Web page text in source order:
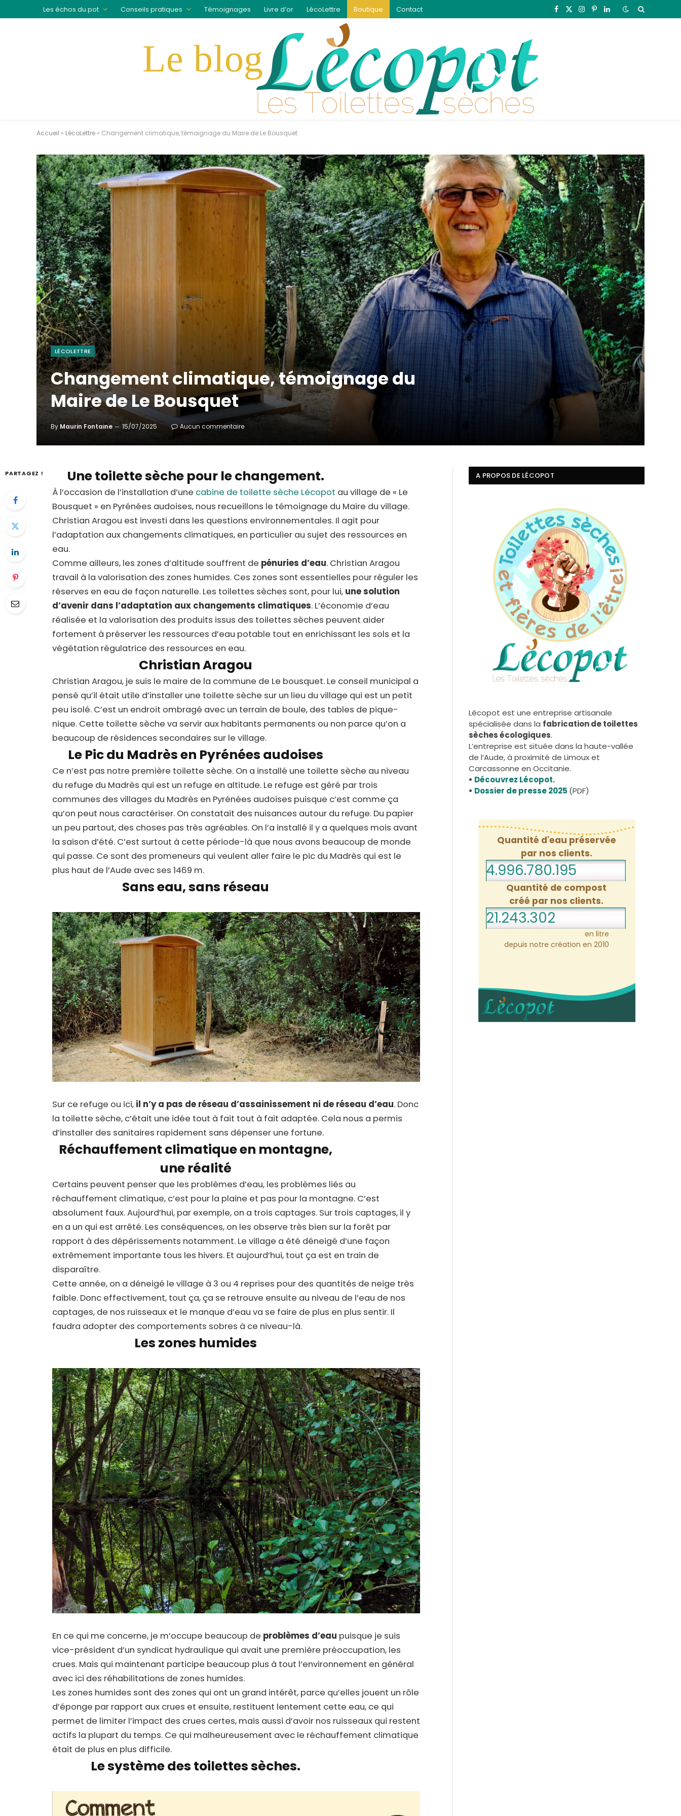
Les échos du pot Conseils pratiques Témoignages Livre d’or LécoLettre Boutique Contact Facebook
X
Instagram
Pinterest
LinkedIn
Accueil » LécoLettre » Changement climatique, témoignage du Maire de Le Bousquet
LÉCOLETTRE
Changement climatique, témoignage du
Maire de Le Bousquet
By Maurin Fontaine 15/07/2025 Aucun commentaire
PARTAGEZ ! Une toilette sèche pour le changement.
À l’occasion de l’installation d’une cabine de toilette sèche Lécopot au village de « Le
Bousquet » en Pyrénées audoises, nous recueillons le témoignage du Maire du village.
Christian Aragou est investi dans les questions environnementales. Il agit pour
l’adaptation aux changements climatiques, en particulier au sujet des ressources en
eau.
Comme ailleurs, les zones d’altitude souffrent de pénuries d’eau. Christian Aragou
travail à la valorisation des zones humides. Ces zones sont essentielles pour réguler les
réserves en eau de façon naturelle. Les toilettes sèches sont, pour lui, une solution
d’avenir dans l’adaptation aux changements climatiques. L’économie d’eau
réalisée et la valorisation des produits issus des toilettes sèches peuvent aider
fortement à préserver les ressources d’eau potable tout en enrichissant les sols et la
végétation régulatrice des ressources en eau.
Christian Aragou
Christian Aragou, je suis le maire de la commune de Le bousquet. Le conseil municipal a
pensé qu’il était utile d’installer une toilette sèche sur un lieu du village qui est un petit
peu isolé. C’est un endroit ombragé avec un terrain de boule, des tables de pique-
nique. Cette toilette sèche va servir aux habitants permanents ou non parce qu’on a
beaucoup de résidences secondaires sur le village.
Le Pic du Madrès en Pyrénées audoises
Ce n’est pas notre première toilette sèche. On a installé une toilette sèche au niveau
du refuge du Madrès qui est un refuge en altitude. Le refuge est géré par trois
communes des villages du Madrès en Pyrénées audoises puisque c’est comme ça
qu’on peut nous caractériser. On constatait des nuisances autour du refuge. Du papier
un peu partout, des choses pas très agréables. On l’a installé il y a quelques mois avant
la saison d’été. C’est surtout à cette période-là que nous avons beaucoup de monde
qui passe. Ce sont des promeneurs qui veulent aller faire le pic du Madrès qui est le
plus haut de l’Aude avec ses 1469 m.
Sans eau, sans réseau
Sur ce refuge ou ici, il n’y a pas de réseau d’assainissement ni de réseau d’eau. Donc
la toilette sèche, c’était une idée tout à fait tout à fait adaptée. Cela nous a permis
d’installer des sanitaires rapidement sans dépenser une fortune.
Réchauffement climatique en montagne,
une réalité
Certains peuvent penser que les problèmes d’eau, les problèmes liés au
réchauffement climatique, c’est pour la plaine et pas pour la montagne. C’est
absolument faux. Aujourd’hui, par exemple, on a trois captages. Sur trois captages, il y
en a un qui est arrêté. Les conséquences, on les observe très bien sur la forêt par
rapport à des dépérissements notamment. Le village a été déneigé d’une façon
extrêmement importante tous les hivers. Et aujourd’hui, tout ça est en train de
disparaître.
Cette année, on a déneigé le village à 3 ou 4 reprises pour des quantités de neige très
faible. Donc effectivement, tout ça, ça se retrouve ensuite au niveau de l’eau de nos
captages, de nos ruisseaux et le manque d’eau va se faire de plus en plus sentir. Il
faudra adopter des comportements sobres à ce niveau-là.
Les zones humides
En ce qui me concerne, je m’occupe beaucoup de problèmes d’eau puisque je suis
vice-président d’un syndicat hydraulique qui avait une première préoccupation, les
crues. Mais qui maintenant participe beaucoup plus à tout l’environnement en général
avec ici des réhabilitations de zones humides.
Les zones humides sont des zones qui ont un grand intérêt, parce qu’elles jouent un rôle
d’éponge par rapport aux crues et ensuite, restituent lentement cette eau, ce qui
permet de limiter l’impact des crues certes, mais aussi d’avoir nos ruisseaux qui restent
actifs la plupart du temps. Ce qui malheureusement avec le réchauffement climatique
était de plus en plus difficile.
Le système des toilettes sèches.
A PROPOS DE LÉCOPOT
Lécopot est une entreprise artisanale
spécialisée dans la fabrication de toilettes
sèches écologiques.
L’entreprise est située dans la haute-vallée
de l’Aude, à proximité de Limoux et
Carcassonne en Occitanie.
• Découvrez Lécopot.
• Dossier de presse 2025 (PDF)
Quantité d'eau préservée
par nos clients.
4.996.780.238
Quantité de compost
créé par nos clients.
21.243.303
en litre
depuis notre création en 2010